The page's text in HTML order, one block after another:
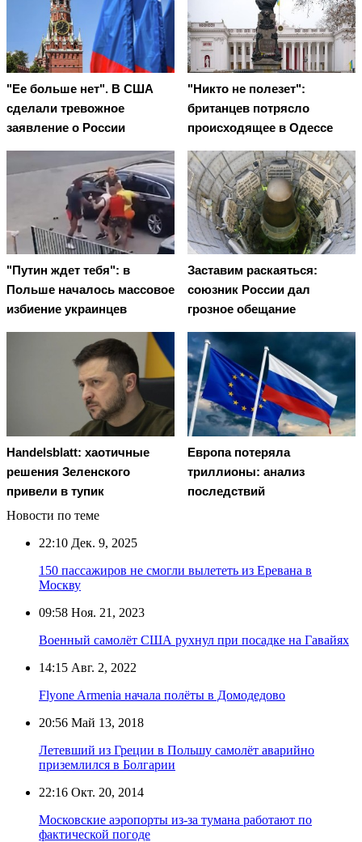
"Ее больше нет". В США
сделали тревожное
заявление о России
"Никто не полезет":
британцев потрясло
происходящее в Одессе
"Путин ждет тебя": в
Польше началось массовое
избиение украинцев
Заставим раскаяться:
союзник России дал
грозное обещание
Handelsblatt: хаотичные
решения Зеленского
привели в тупик
Европа потеряла
триллионы: анализ
последствий
Новости по теме
22:10 Дек. 9, 2025
150 пассажиров не смогли вылететь из Еревана в
Москву
09:58 Ноя. 21, 2023
Военный самолёт США рухнул при посадке на Гавайях
14:15 Авг. 2, 2022
Flyone Armenia начала полёты в Домодедово
20:56 Май 13, 2018
Летевший из Греции в Польшу самолёт аварийно
приземлился в Болгарии
22:16 Окт. 20, 2014
Московские аэропорты из-за тумана работают по
фактической погоде